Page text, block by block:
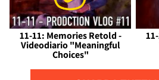
11-11: Memories Retold -
Videodiario "Meaningful
Choices"